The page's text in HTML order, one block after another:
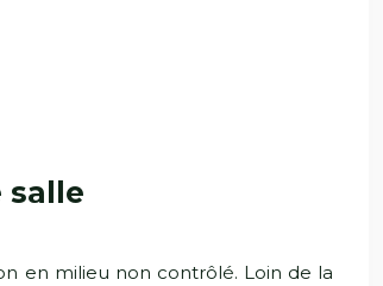
salle
en milieu non contrôlé. Loin de la